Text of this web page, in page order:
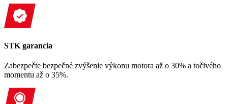
STK garancia
Zabezpečte bezpečné zvýšenie výkonu motora až o 30% a točivého
momentu až o 35%.